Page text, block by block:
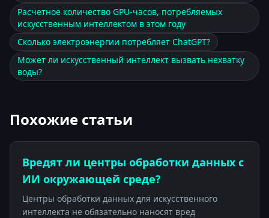
Расчетное количество GPU-часов, потребляемых
искусственным интеллектом в этом году
Сколько электроэнергии потребляет ChatGPT?
Может ли искусственный интеллект вызвать нехватку
воды?
Похожие статьи
Вредят ли центры обработки данных с
ИИ окружающей среде?
Центры обработки данных для искусственного
интеллекта не обязательно наносят вред